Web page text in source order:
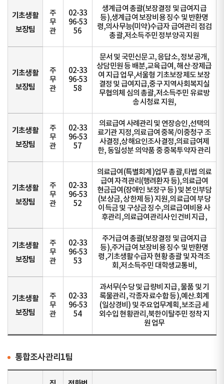
기초생활
보장팀
주
무
관
02-33
96-53
56
생계급여 총괄(보장결정 및 급여지급
등),생계급여 보장비용 징수 및 반환명
령,의사무능(미약)수급자 급여관리 점검
총괄,저소득주민 정부양곡 지원
기초생활
보장팀
주
무
관
02-33
96-53
58
문서 및 국민신문고, 응답소, 정보공개,
상담민원 등 배분,교육급여, 해산·장제급
여 지급 업무,서울형 기초보장제도 보장
결정 및 급여지급,중구 지역사회복지실
무협의체 심의 총괄,저소득주민 유료방
송 시청료 지원,
기초생활
보장팀
주
무
관
02-33
96-53
57
의료급여 사례관리 및 연장승인,선택의
료기관 지정,의료급여 중복/이중청구 조
사결정,상해요인조사결정,의료급여제
한, 동일성분 의약품 중 중복투약자 관리
기초생활
보장팀
주
무
관
02-33
96-53
52
의료급여(특별회계)업무 총괄,타법 의료
급여 자격관리(행려환자 등),의료급여
현금급여(장애인 보장구 등) 및 본인부담
(보상금, 상한제 등) 지원,의료급여 부당
이득금 및 구상금 징수,의료급여비용 사
후관리,의료급여관리사 인건비 지급,
기초생활
보장팀
주
무
관
02-33
96-53
53
주거급여 총괄(보장결정 및 급여지급
등),주거급여 보장비용 징수 및 반환명
령,기초생활수급자 현황 총괄 및 자격조
회,저소득주민 대학생교통비,
기초생활
보장팀
주
무
관
02-33
96-53
54
과서무(수당 및 급량비 지급, 물품 및 기
록물관리, 각종자료수합 등),예산.회계
(일상경비) 및 주요업무계획,보조금 세
외수입 현황관리,북한이탈주민 정착 지
원 업무
통합조사관리1팀